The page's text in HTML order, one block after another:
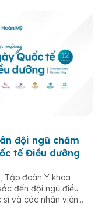
đội ngũ chăm
tế Điều dưỡng
Tập đoàn Y khoa
đến đội ngũ điều
sĩ và các nhân viên